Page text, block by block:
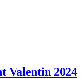
Valentin 2024